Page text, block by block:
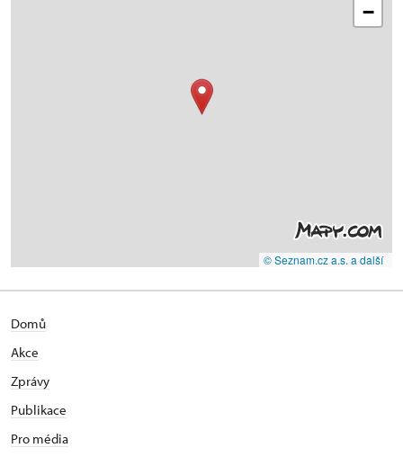
−
© Seznam.cz a.s. a další
Domů
Akce
Zprávy
Publikace
Pro média